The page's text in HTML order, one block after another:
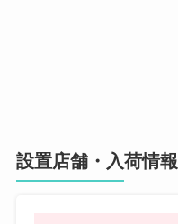
設置店舗・入荷情報